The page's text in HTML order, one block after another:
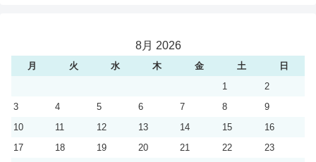
8月 2026
月 火 水 木 金 土
日
1
2
3
4 5 6 7 8
9
10
11 12 13 14 15
16
17
18 19 20 21 22
23